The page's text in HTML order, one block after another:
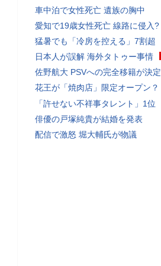
車中泊で女性死亡 遺族の胸中
愛知で19歳女性死亡 線路に侵入?
猛暑でも「冷房を控える」7割超
日本人が誤解 海外タトゥー事情
佐野航大 PSVへの完全移籍が決定
花王が「焼肉店」限定オープン？
「許せない不祥事タレント」1位
俳優の戸塚純貴が結婚を発表
配信で激怒 堀大輔氏が物議